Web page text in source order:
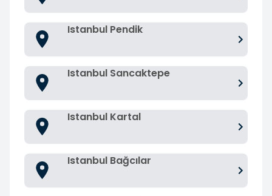
Istanbul Pendik
Istanbul Sancaktepe
Istanbul Kartal
Istanbul Bağcılar